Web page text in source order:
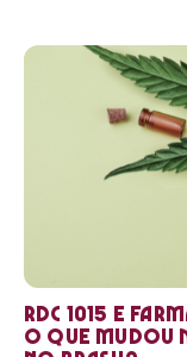
RDC 1015 e
o que mudou